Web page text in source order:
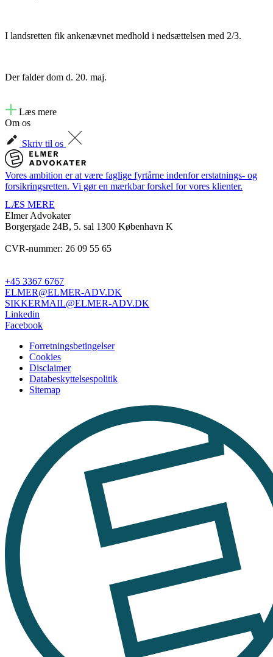
I landsretten fik ankenævnet medhold i nedsættelsen med 2/3.
Der falder dom d. 20. maj.
Læs mere
Om os
Skriv til os
Vores ambition er at være faglige fyrtårne indenfor erstatnings- og
forsikringsretten. Vi gør en mærkbar forskel for vores klienter.
LÆS MERE
Elmer Advokater
Borgergade 24B, 5. sal 1300 København K
CVR-nummer: 26 09 55 65
+45 3367 6767
ELMER@ELMER-ADV.DK
SIKKERMAIL@ELMER-ADV.DK
Linkedin
Facebook
Forretningsbetingelser
Cookies
Disclaimer
Databeskyttelsespolitik
Sitemap